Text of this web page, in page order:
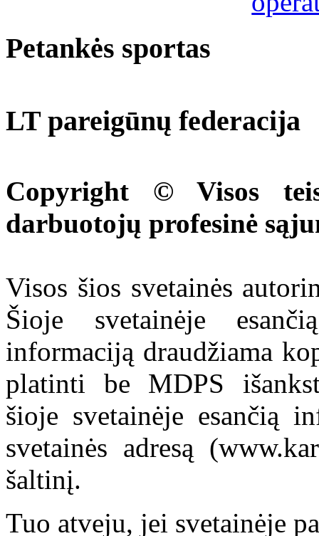
Petankės sportas
LT pareigūnų federacija
Copyright © Visos
darbuotojų profesinė
Visos šios svetainės
Šioje svetainėje
informaciją draudžiama
platinti be MDPS
šioje svetainėje esančią
svetainės adresą
šaltinį.
Tuo atveju, jei svetainėje